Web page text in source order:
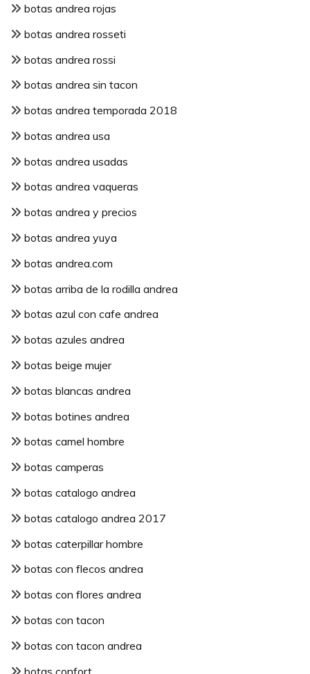
botas andrea rojas
botas andrea rosseti
botas andrea rossi
botas andrea sin tacon
botas andrea temporada 2018
botas andrea usa
botas andrea usadas
botas andrea vaqueras
botas andrea y precios
botas andrea yuya
botas andrea.com
botas arriba de la rodilla andrea
botas azul con cafe andrea
botas azules andrea
botas beige mujer
botas blancas andrea
botas botines andrea
botas camel hombre
botas camperas
botas catalogo andrea
botas catalogo andrea 2017
botas caterpillar hombre
botas con flecos andrea
botas con flores andrea
botas con tacon
botas con tacon andrea
botas confort